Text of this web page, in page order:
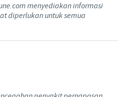
menyediakan informasi
diperlukan untuk semua